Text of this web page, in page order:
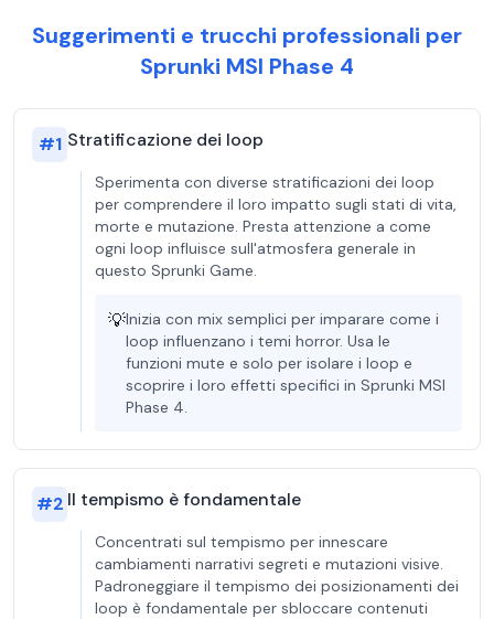
Suggerimenti e trucchi professionali per
Sprunki MSI Phase 4
#1 Stratificazione dei loop
Sperimenta con diverse stratificazioni dei loop
per comprendere il loro impatto sugli stati di vita,
morte e mutazione. Presta attenzione a come
ogni loop influisce sull'atmosfera generale in
questo Sprunki Game.
💡Inizia con mix semplici per imparare come i
loop influenzano i temi horror. Usa le
funzioni mute e solo per isolare i loop e
scoprire i loro effetti specifici in Sprunki MSI
Phase 4.
#2 Il tempismo è fondamentale
Concentrati sul tempismo per innescare
cambiamenti narrativi segreti e mutazioni visive.
Padroneggiare il tempismo dei posizionamenti dei
loop è fondamentale per sbloccare contenuti